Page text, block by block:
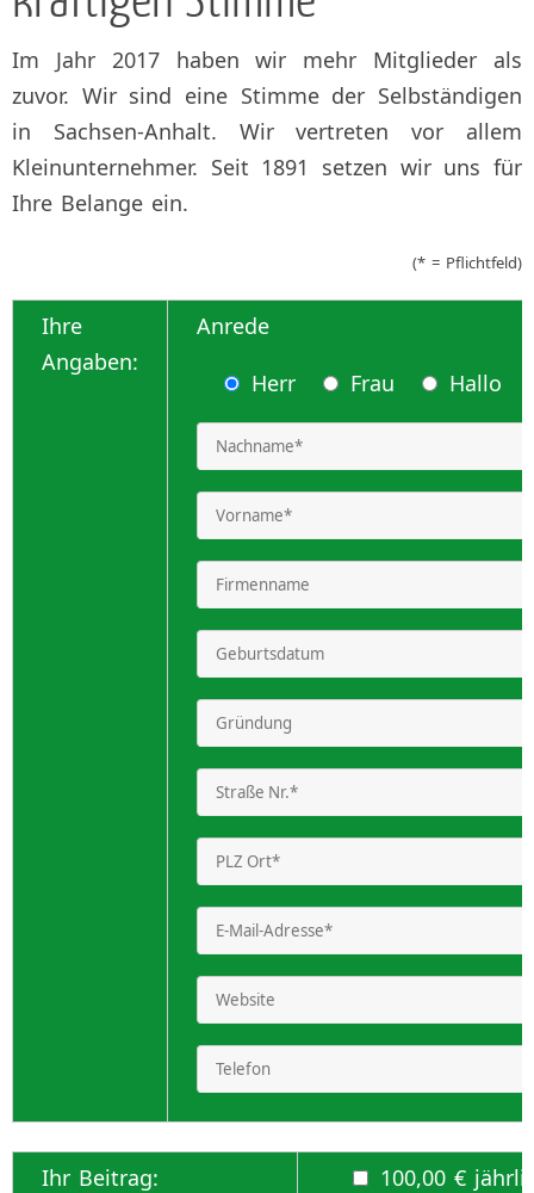
Im Jahr 2017 haben wir mehr Mitglieder als
zuvor. Wir sind eine Stimme der Selbständigen
in Sachsen-Anhalt. Wir vertreten vor allem
Kleinunternehmer. Seit 1891 setzen wir uns für
Ihre Belange ein.
(* = Pflichtfeld)
Ihre
Angaben:
Anrede
Herr
Frau Hallo
Ihr Beitrag:
100,00 €